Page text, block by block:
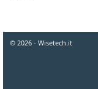
© 2026 - Wisetech.it